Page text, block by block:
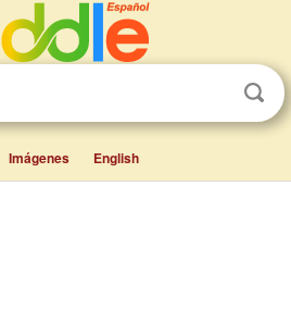
Imágenes English